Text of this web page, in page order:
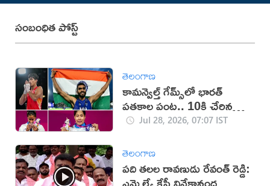
సంబంధిత పోస్ట్
తెలంగాణ
కామన్వెల్త్ గేమ్స్‌లో భారత్
పతకాల పంట.. 10కి చేరిన
మెడల్స్Jul 28, 2026, 07:07 IST
తెలంగాణ
పది తలల రావణుడు రేవంత్ రెడ్డి: